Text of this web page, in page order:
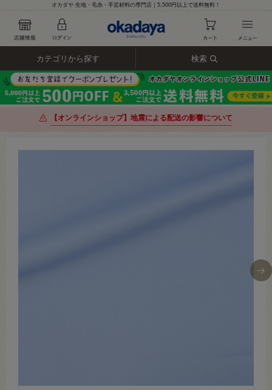
オカダヤ 生地・毛糸・手芸材料の専門店｜5,500円以上で送料無料！
カテゴリから探す 検索
【オンラインショップ】地震による配送の影響について